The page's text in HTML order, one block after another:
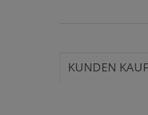
KUNDEN